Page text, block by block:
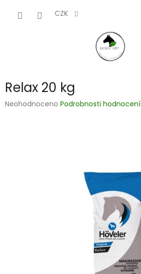
CZK
Relax 20 kg
Průměrné
Neohodnoceno Podrobnosti hodnocení